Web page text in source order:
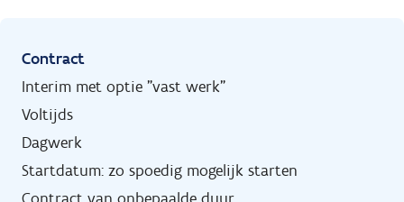
Contract
Interim met optie "vast werk"
Voltijds
Dagwerk
Startdatum: zo spoedig mogelijk starten